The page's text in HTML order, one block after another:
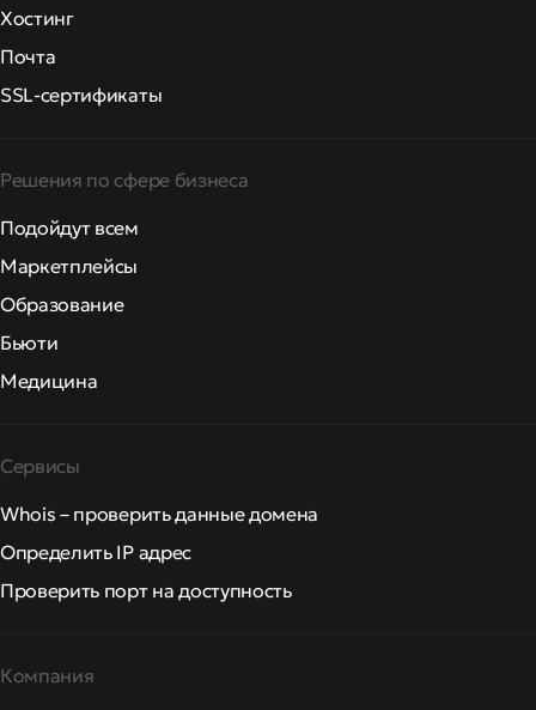
Хостинг
Почта
SSL-сертификаты
Решения по сфере бизнеса
Подойдут всем
Маркетплейсы
Образование
Бьюти
Медицина
Сервисы
Whois – проверить данные домена
Определить IP адрес
Проверить порт на доступность
Компания